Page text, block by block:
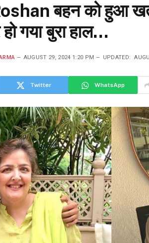
बहन को हुआ
गया बुरा हाल…
AUGUST 29, 2024 1:20 PM UPDATED:
Twitter WhatsApp